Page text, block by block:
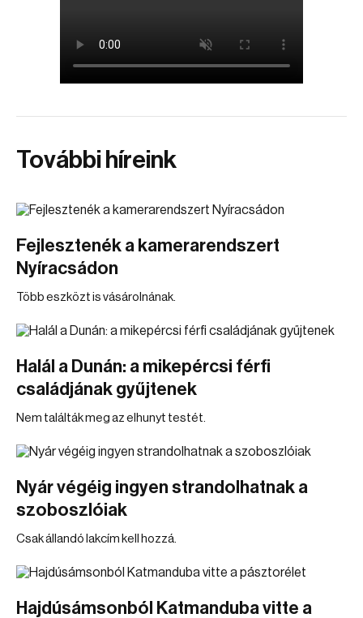
További híreink
Fejlesztenék a kamerarendszert
Nyíracsádon
Több eszközt is vásárolnának.
Halál a Dunán: a mikepércsi férfi
családjának gyűjtenek
Nem találták meg az elhunyt testét.
Nyár végéig ingyen strandolhatnak a
szoboszlóiak
Csak állandó lakcím kell hozzá.
Hajdúsámsonból Katmanduba vitte a